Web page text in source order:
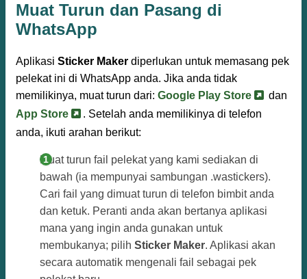
Muat Turun dan Pasang di
WhatsApp
Aplikasi Sticker Maker diperlukan untuk memasang pek
pelekat ini di WhatsApp anda. Jika anda tidak
memilikinya, muat turun dari: Google Play Store
dan
App Store
. Setelah anda memilikinya di telefon
anda, ikuti arahan berikut:
Muat turun fail pelekat yang kami sediakan di
bawah (ia mempunyai sambungan .wastickers).
Cari fail yang dimuat turun di telefon bimbit anda
dan ketuk. Peranti anda akan bertanya aplikasi
mana yang ingin anda gunakan untuk
membukanya; pilih Sticker Maker. Aplikasi akan
secara automatik mengenali fail sebagai pek